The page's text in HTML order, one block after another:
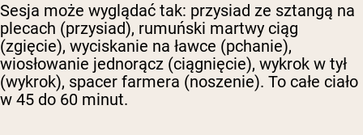
Sesja może wyglądać tak: przysiad ze sztangą na
plecach (przysiad), rumuński martwy ciąg
(zgięcie), wyciskanie na ławce (pchanie),
wiosłowanie jednorącz (ciągnięcie), wykrok w tył
(wykrok), spacer farmera (noszenie). To całe ciało
w 45 do 60 minut.